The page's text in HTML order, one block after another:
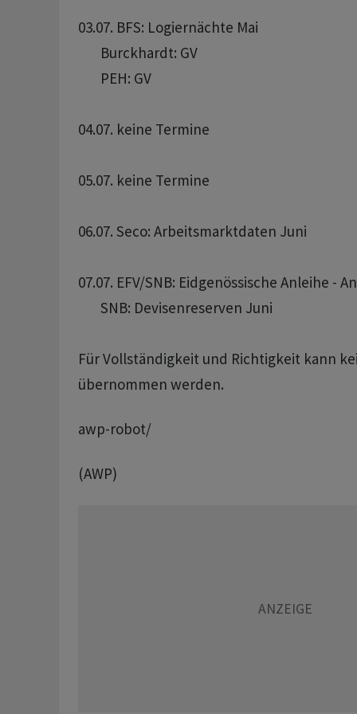
03.07. BFS: Logiernächte Mai
       Burckhardt: GV
       PEH: GV
04.07. keine Termine
05.07. keine Termine
06.07. Seco: Arbeitsmarktdaten Juni
07.07. EFV/SNB: Eidgenössische Anleihe -
       SNB: Devisenreserven Juni
Für Vollständigkeit und Richtigkeit kann
übernommen werden.
awp-robot/
(AWP)